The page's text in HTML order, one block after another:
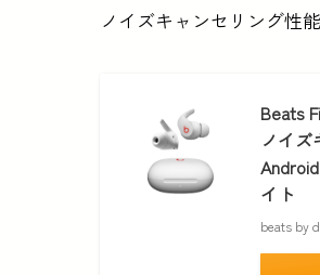
ノイズキャンセリング性
Beats
ノイ
イト
beats by